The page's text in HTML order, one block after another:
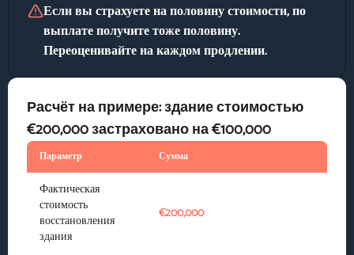
Если вы страхуете на половину стоимости, по
выплате получите тоже половину.
Переоценивайте на каждом продлении.
Расчёт на примере: здание стоимостью
€200,000 застраховано на €100,000
Параметр Сумма
Фактическая
стоимость
восстановления
здания
€200,000